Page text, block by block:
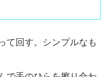
て回す。シンプルなも